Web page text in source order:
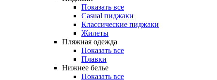
Показать все
Casual пиджаки
Классические пиджаки
Жилеты
Пляжная одежда
Показать все
Плавки
Нижнее белье
Показать все